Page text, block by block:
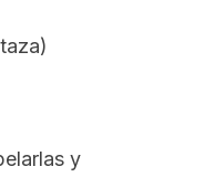
y